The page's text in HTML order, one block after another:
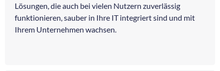
Lösungen, die auch bei vielen Nutzern zuverlässig
funktionieren, sauber in Ihre IT integriert sind und mit
Ihrem Unternehmen wachsen.